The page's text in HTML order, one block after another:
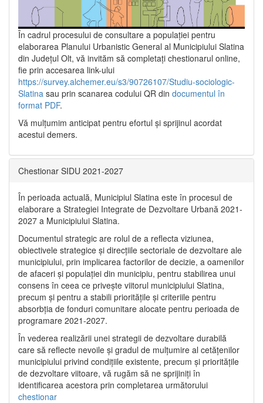
În cadrul procesului de consultare a populaţiei pentru
elaborarea Planului Urbanistic General al Municipiului Slatina
din Județul Olt, vă invităm să completați chestionarul online,
fie prin accesarea link-ului
https://survey.alchemer.eu/s3/90726107/Studiu-sociologic-
Slatina sau prin scanarea codului QR din documentul în
format PDF.
Vă mulţumim anticipat pentru efortul şi sprijinul acordat
acestui demers.
Chestionar SIDU 2021-2027
În perioada actuală, Municipiul Slatina este în procesul de
elaborare a Strategiei Integrate de Dezvoltare Urbană 2021‐
2027 a Municipiului Slatina.
Documentul strategic are rolul de a reflecta viziunea,
obiectivele strategice și direcțiile sectoriale de dezvoltare ale
municipiului, prin implicarea factorilor de decizie, a oamenilor
de afaceri și populației din municipiu, pentru stabilirea unui
consens în ceea ce privește viitorul municipiului Slatina,
precum și pentru a stabili prioritățile și criteriile pentru
absorbția de fonduri comunitare alocate pentru perioada de
programare 2021-2027.
În vederea realizării unei strategii de dezvoltare durabilă
care să reflecte nevoile și gradul de mulțumire al cetățenilor
municipiului privind condițiile existente, precum și prioritățile
de dezvoltare viitoare, vă rugăm să ne sprijiniți în
identificarea acestora prin completarea următorului
chestionar